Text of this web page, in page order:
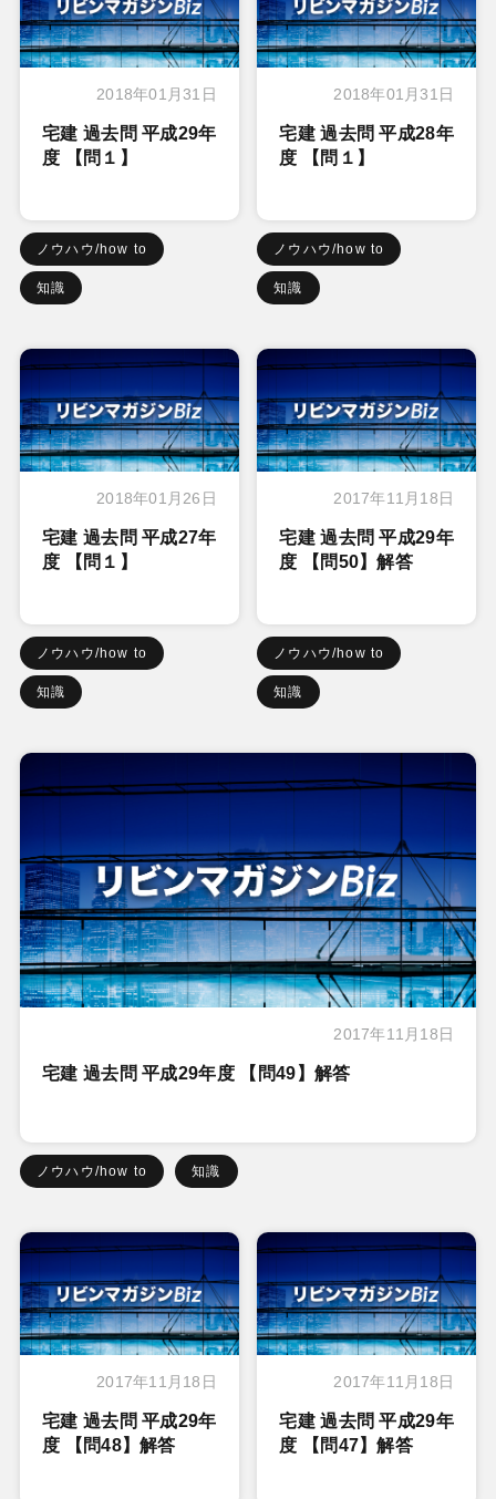
2018年01月31日
宅建 過去問 平成29年
度 【問１】
ノウハウ/how to
知識
2018年01月31日
宅建 過去問 平成28年
度 【問１】
ノウハウ/how to
知識
2018年01月26日
宅建 過去問 平成27年
度 【問１】
ノウハウ/how to
知識
2017年11月18日
宅建 過去問 平成29年
度 【問50】解答
ノウハウ/how to
知識
2017年11月18日
宅建 過去問 平成29年度 【問49】解答
ノウハウ/how to 知識
2017年11月18日
宅建 過去問 平成29年
度 【問48】解答
2017年11月18日
宅建 過去問 平成29年
度 【問47】解答